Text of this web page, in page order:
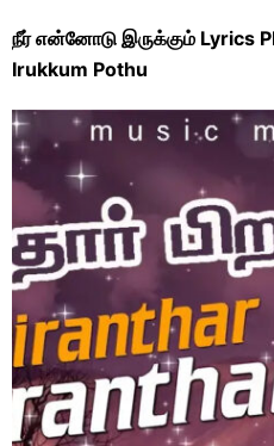
நீர் என்னோடு இருக்கும் Lyrics
Irukkum Pothu